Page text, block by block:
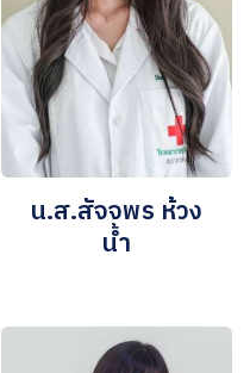
น.ส.สัจจพร ห้วง
น้ำ